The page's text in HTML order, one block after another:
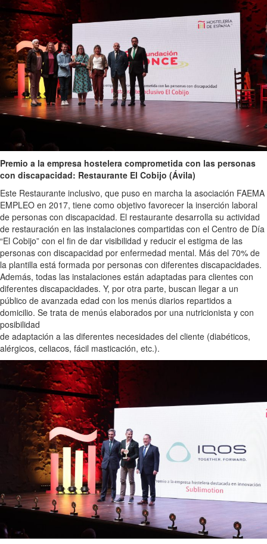
Premio a la empresa hostelera comprometida con las personas
con discapacidad: Restaurante El Cobijo (Ávila)
Este Restaurante inclusivo, que puso en marcha la asociación FAEMA
EMPLEO en 2017, tiene como objetivo favorecer la inserción laboral
de personas con discapacidad. El restaurante desarrolla su actividad
de restauración en las instalaciones compartidas con el Centro de Día
“El Cobijo” con el fin de dar visibilidad y reducir el estigma de las
personas con discapacidad por enfermedad mental. Más del 70% de
la plantilla está formada por personas con diferentes discapacidades.
Además, todas las instalaciones están adaptadas para clientes con
diferentes discapacidades. Y, por otra parte, buscan llegar a un
público de avanzada edad con los menús diarios repartidos a
domicilio. Se trata de menús elaborados por una nutricionista y con
posibilidad
de adaptación a las diferentes necesidades del cliente (diabéticos,
alérgicos, celiacos, fácil masticación, etc.).